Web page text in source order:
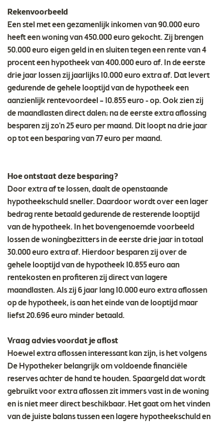
Rekenvoorbeeld
Een stel met een gezamenlijk inkomen van 90.000 euro
heeft een woning van 450.000 euro gekocht. Zij brengen
50.000 euro eigen geld in en sluiten tegen een rente van 4
procent een hypotheek van 400.000 euro af. In de eerste
drie jaar lossen zij jaarlijks 10.000 euro extra af. Dat levert
gedurende de gehele looptijd van de hypotheek een
aanzienlijk rentevoordeel – 10.855 euro - op. Ook zien zij
de maandlasten direct dalen; na de eerste extra aflossing
besparen zij zo’n 25 euro per maand. Dit loopt na drie jaar
op tot een besparing van 77 euro per maand.
Hoe ontstaat deze besparing?
Door extra af te lossen, daalt de openstaande
hypotheekschuld sneller. Daardoor wordt over een lager
bedrag rente betaald gedurende de resterende looptijd
van de hypotheek. In het bovengenoemde voorbeeld
lossen de woningbezitters in de eerste drie jaar in totaal
30.000 euro extra af. Hierdoor besparen zij over de
gehele looptijd van de hypotheek 10.855 euro aan
rentekosten en profiteren zij direct van lagere
maandlasten. Als zij 6 jaar lang 10.000 euro extra aflossen
op de hypotheek, is aan het einde van de looptijd maar
liefst 20.696 euro minder betaald.
Vraag advies voordat je aflost
Hoewel extra aflossen interessant kan zijn, is het volgens
De Hypotheker belangrijk om voldoende financiële
reserves achter de hand te houden. Spaargeld dat wordt
gebruikt voor extra aflossen zit immers vast in de woning
en is niet meer direct beschikbaar. Het gaat om het vinden
van de juiste balans tussen een lagere hypotheekschuld en